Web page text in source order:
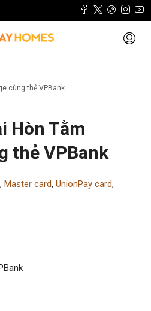
cùng thẻ VPBank
Hòn Tằm
thẻ VPBank
, Master card, UnionPay card,